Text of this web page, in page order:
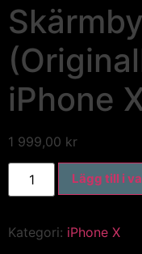
iPhone
1 999,00 kr
Lägg till i
Kategori: iPhone X